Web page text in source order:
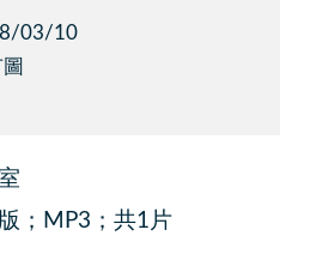
03/10
；MP3；共1片